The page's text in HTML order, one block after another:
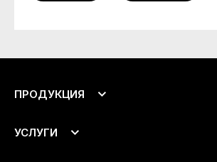
ПРОДУКЦИЯ
Откосы
УСЛУГИ